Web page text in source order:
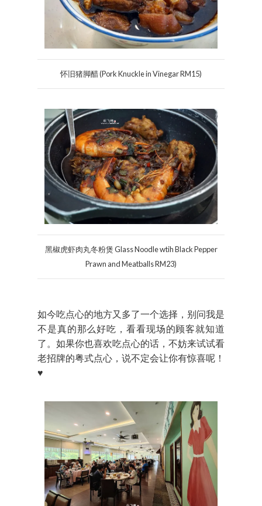
怀旧猪脚醋 (Pork Knuckle in Vinegar RM15)
黑椒虎虾肉丸冬粉煲 Glass Noodle wtih Black Pepper
Prawn and Meatballs RM23)
如今吃点心的地方又多了一个选择，别问我是
不是真的那么好吃，看看现场的顾客就知道
了。如果你也喜欢吃点心的话，不妨来试试看
老招牌的粤式点心，说不定会让你有惊喜呢！
♥